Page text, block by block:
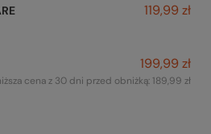
119,99 zł
199,99 zł
cena z 30 dni przed obniżką:189,99 zł